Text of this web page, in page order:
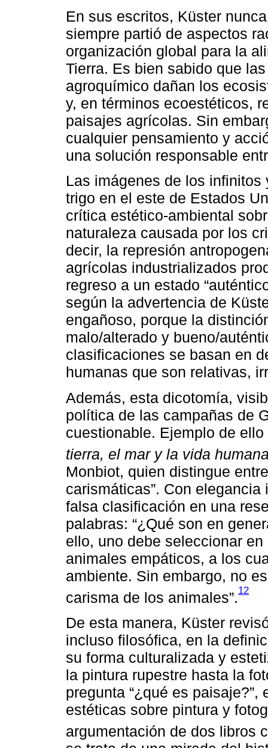
En sus escritos, Küster
siempre partió de aspectos
organización global para la
Tierra. Es bien sabido que
agroquímico dañan los
y, en términos ecoestéticos,
paisajes agrícolas. Sin
cualquier pensamiento y
una solución responsable
Las imágenes de los
trigo en el este de Estados
crítica estético-ambiental
naturaleza causada por los
decir, la represión
agrícolas industrializados
regreso a un estado
según la advertencia de
engañoso, porque la
malo/alterado y bueno/
clasificaciones se basan en
humanas que son relativas,
Además, esta dicotomía,
política de las campañas de
cuestionable. Ejemplo de
tierra, el mar y la vida
Monbiot, quien distingue
carismáticas”. Con
falsa clasificación en una
palabras: “¿Qué son en
ello, uno debe seleccionar
animales empáticos, a los
ambiente. Sin embargo, no
carisma de los animales”.12
De esta manera, Küster
incluso filosófica, en la
su forma culturalizada y
la pintura rupestre hasta la
pregunta “¿qué es
estéticas sobre pintura y
argumentación de dos libros